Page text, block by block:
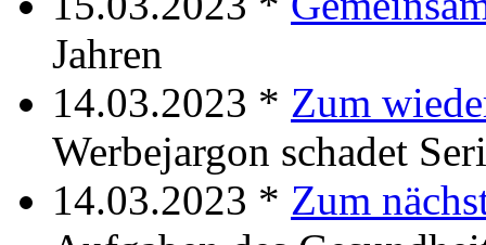
Jahren
14.03.2023 * Zum
Werbejargon schadet
14.03.2023 * Zum